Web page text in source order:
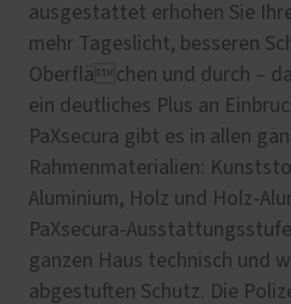
ausgestattet erhöhen Sie
mehr Tageslicht, besseren
Oberflächen und durch –
ein deutliches Plus an
PaXsecura gibt es in allen
Rahmenmaterialien:
Aluminium, Holz und Holz-
PaXsecura-
ganzen Haus technisch und
abgestuften Schutz. Die